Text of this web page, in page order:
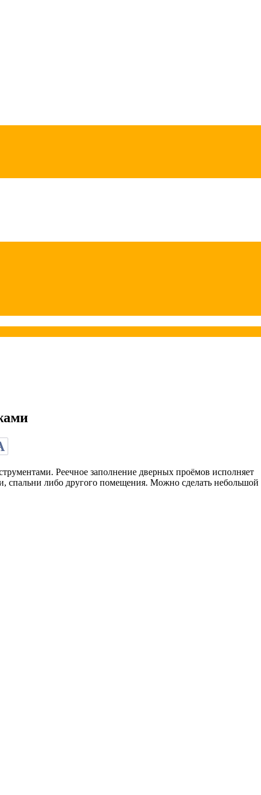
Реечное заполнение дверных проёмов исполняет
спальни либо другого помещения. Можно сделать небольшой